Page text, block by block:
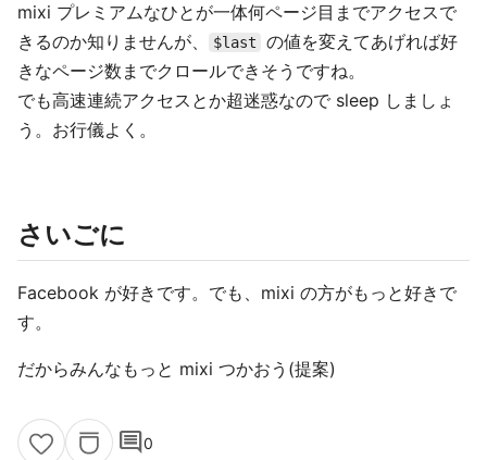
mixi プレミアムなひとが一体何ページ目までアクセスで
きるのか知りませんが、
$last
の値を変えてあげれば好
きなページ数までクロールできそうですね。
でも高速連続アクセスとか超迷惑なので sleep しましょ
う。お行儀よく。
さいごに
Facebook が好きです。でも、mixi の方がもっと好きで
す。
だからみんなもっと mixi つかおう(提案)
comment0